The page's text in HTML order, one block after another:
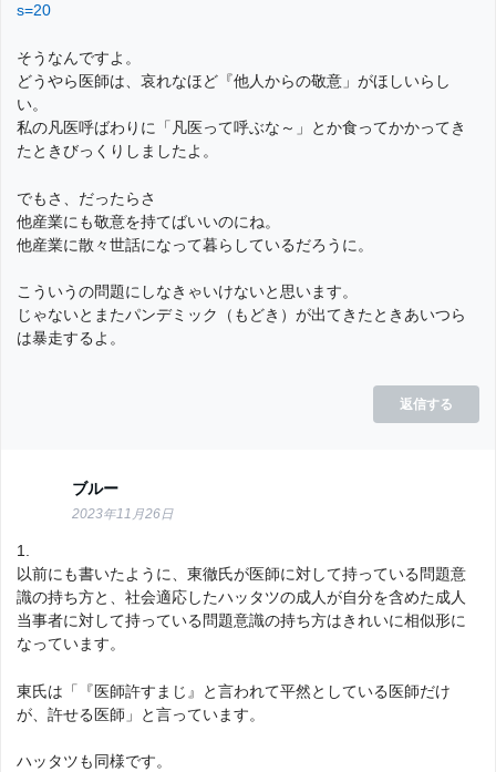
s=20
そうなんですよ。
どうやら医師は、哀れなほど『他人からの敬意」がほしいらし
い。
私の凡医呼ばわりに「凡医って呼ぶな～」とか食ってかかってき
たときびっくりしましたよ。
でもさ、だったらさ
他産業にも敬意を持てばいいのにね。
他産業に散々世話になって暮らしているだろうに。
こういうの問題にしなきゃいけないと思います。
じゃないとまたパンデミック（もどき）が出てきたときあいつら
は暴走するよ。
返信する
ブルー
2023年11月26日
1.
以前にも書いたように、東徹氏が医師に対して持っている問題意
識の持ち方と、社会適応したハッタツの成人が自分を含めた成人
当事者に対して持っている問題意識の持ち方はきれいに相似形に
なっています。
東氏は「『医師許すまじ』と言われて平然としている医師だけ
が、許せる医師」と言っています。
ハッタツも同様です。